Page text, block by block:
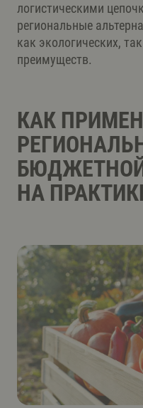
логистическими
региональные
как экологических,
преимуществ.
КАК
НА